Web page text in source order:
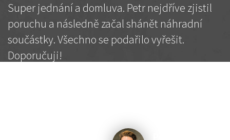
Super jednání a domluva. Petr nejdříve zjistil
poruchu a následně začal shánět náhradní
součástky. Všechno se podařilo vyřešit.
Doporučuji!